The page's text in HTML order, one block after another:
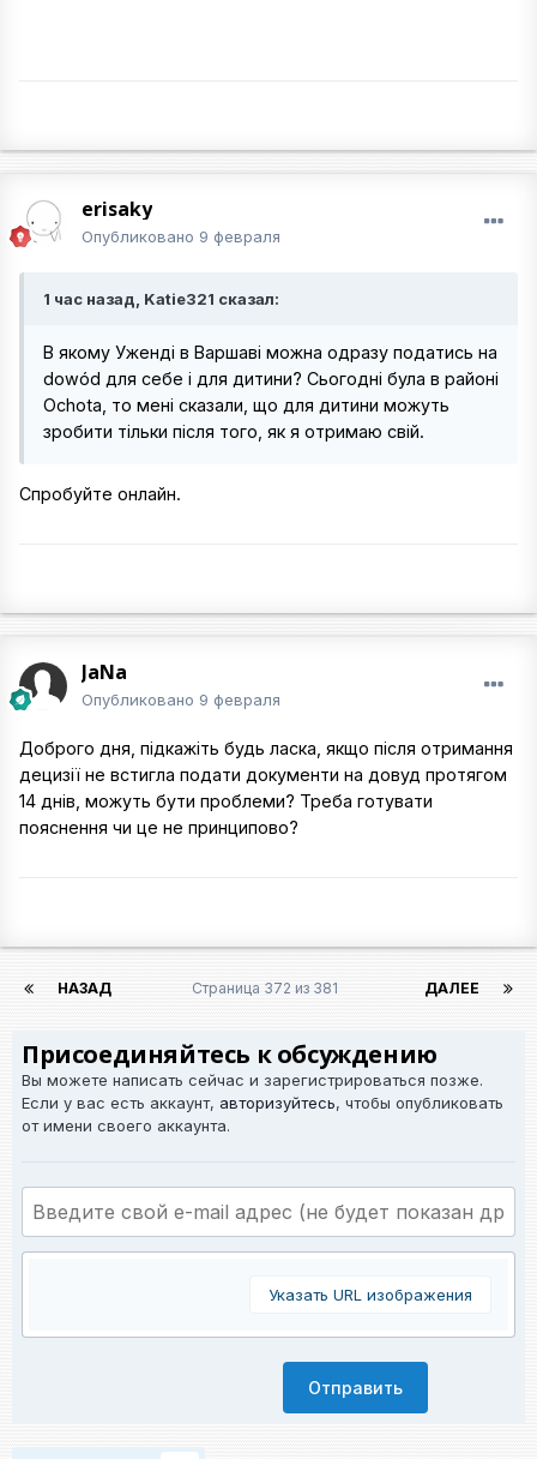
erisaky
Опубликовано 9 февраля
1 час назад, Katie321 сказал:
В якому Уженді в Варшаві можна одразу податись на
dowód для себе і для дитини? Сьогодні була в районі
Ochota, то мені сказали, що для дитини можуть
зробити тільки після того, як я отримаю свій.
Спробуйте онлайн.
JaNa
Опубликовано 9 февраля
Доброго дня, підкажіть будь ласка, якщо після отримання
децизії не встигла подати документи на довуд протягом
14 днів, можуть бути проблеми? Треба готувати
пояснення чи це не принципово?
НАЗАД ДАЛЕЕ
Страница 372 из 381
Присоединяйтесь к обсуждению
Вы можете написать сейчас и зарегистрироваться позже.
Если у вас есть аккаунт, авторизуйтесь, чтобы опубликовать
от имени своего аккаунта.
Указать URL изображения
Отправить